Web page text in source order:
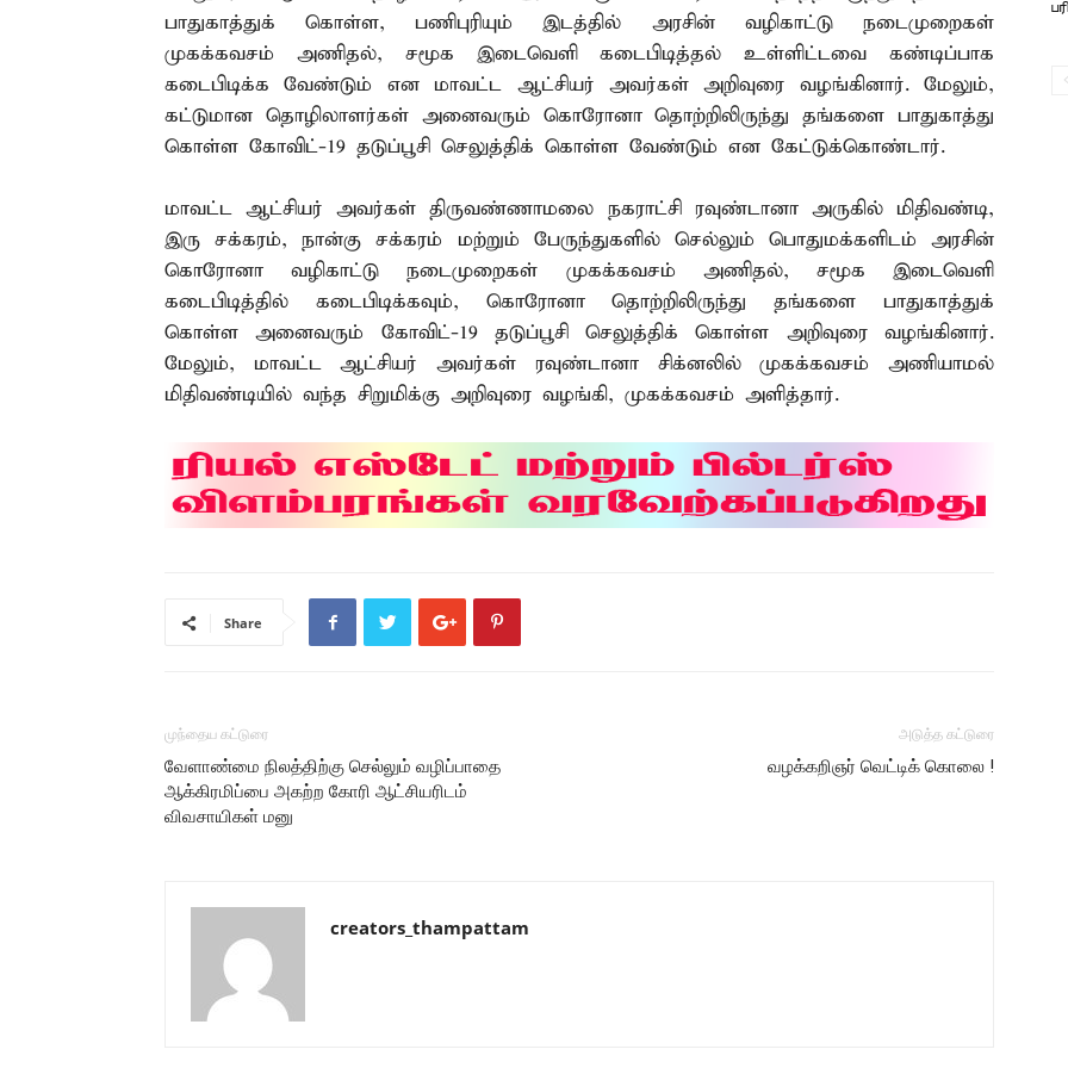
பாதுகாத்துக் கொள்ள, பணிபுரியும் இடத்தில் அரசின் வழிகாட்டு நடைமுறைகள்
முகக்கவசம் அணிதல், சமூக இடைவெளி கடைபிடித்தல் உள்ளிட்டவை கண்டிப்பாக
கடைபிடிக்க வேண்டும் என மாவட்ட ஆட்சியர் அவர்கள் அறிவுரை வழங்கினார். மேலும்,
கட்டுமான தொழிலாளர்கள் அனைவரும் கொரோனா தொற்றிலிருந்து தங்களை பாதுகாத்து
கொள்ள கோவிட்-19 தடுப்பூசி செலுத்திக் கொள்ள வேண்டும் என கேட்டுக்கொண்டார்.
மாவட்ட ஆட்சியர் அவர்கள் திருவண்ணாமலை நகராட்சி ரவுண்டானா அருகில் மிதிவண்டி,
இரு சக்கரம், நான்கு சக்கரம் மற்றும் பேருந்துகளில் செல்லும் பொதுமக்களிடம் அரசின்
கொரோனா வழிகாட்டு நடைமுறைகள் முகக்கவசம் அணிதல், சமூக இடைவெளி
கடைபிடித்தில் கடைபிடிக்கவும், கொரோனா தொற்றிலிருந்து தங்களை பாதுகாத்துக்
கொள்ள அனைவரும் கோவிட்-19 தடுப்பூசி செலுத்திக் கொள்ள அறிவுரை வழங்கினார்.
மேலும், மாவட்ட ஆட்சியர் அவர்கள் ரவுண்டானா சிக்னலில் முகக்கவசம் அணியாமல்
மிதிவண்டியில் வந்த சிறுமிக்கு அறிவுரை வழங்கி, முகக்கவசம் அளித்தார்.
Share
முந்தைய கட்டுரை
வேளாண்மை நிலத்திற்கு செல்லும் வழிப்பாதை
ஆக்கிரமிப்பை அகற்ற கோரி ஆட்சியரிடம்
விவசாயிகள் மனு
அடுத்த கட்டுரை
வழக்கறிஞர் வெட்டிக் கொலை !
creators_thampattam